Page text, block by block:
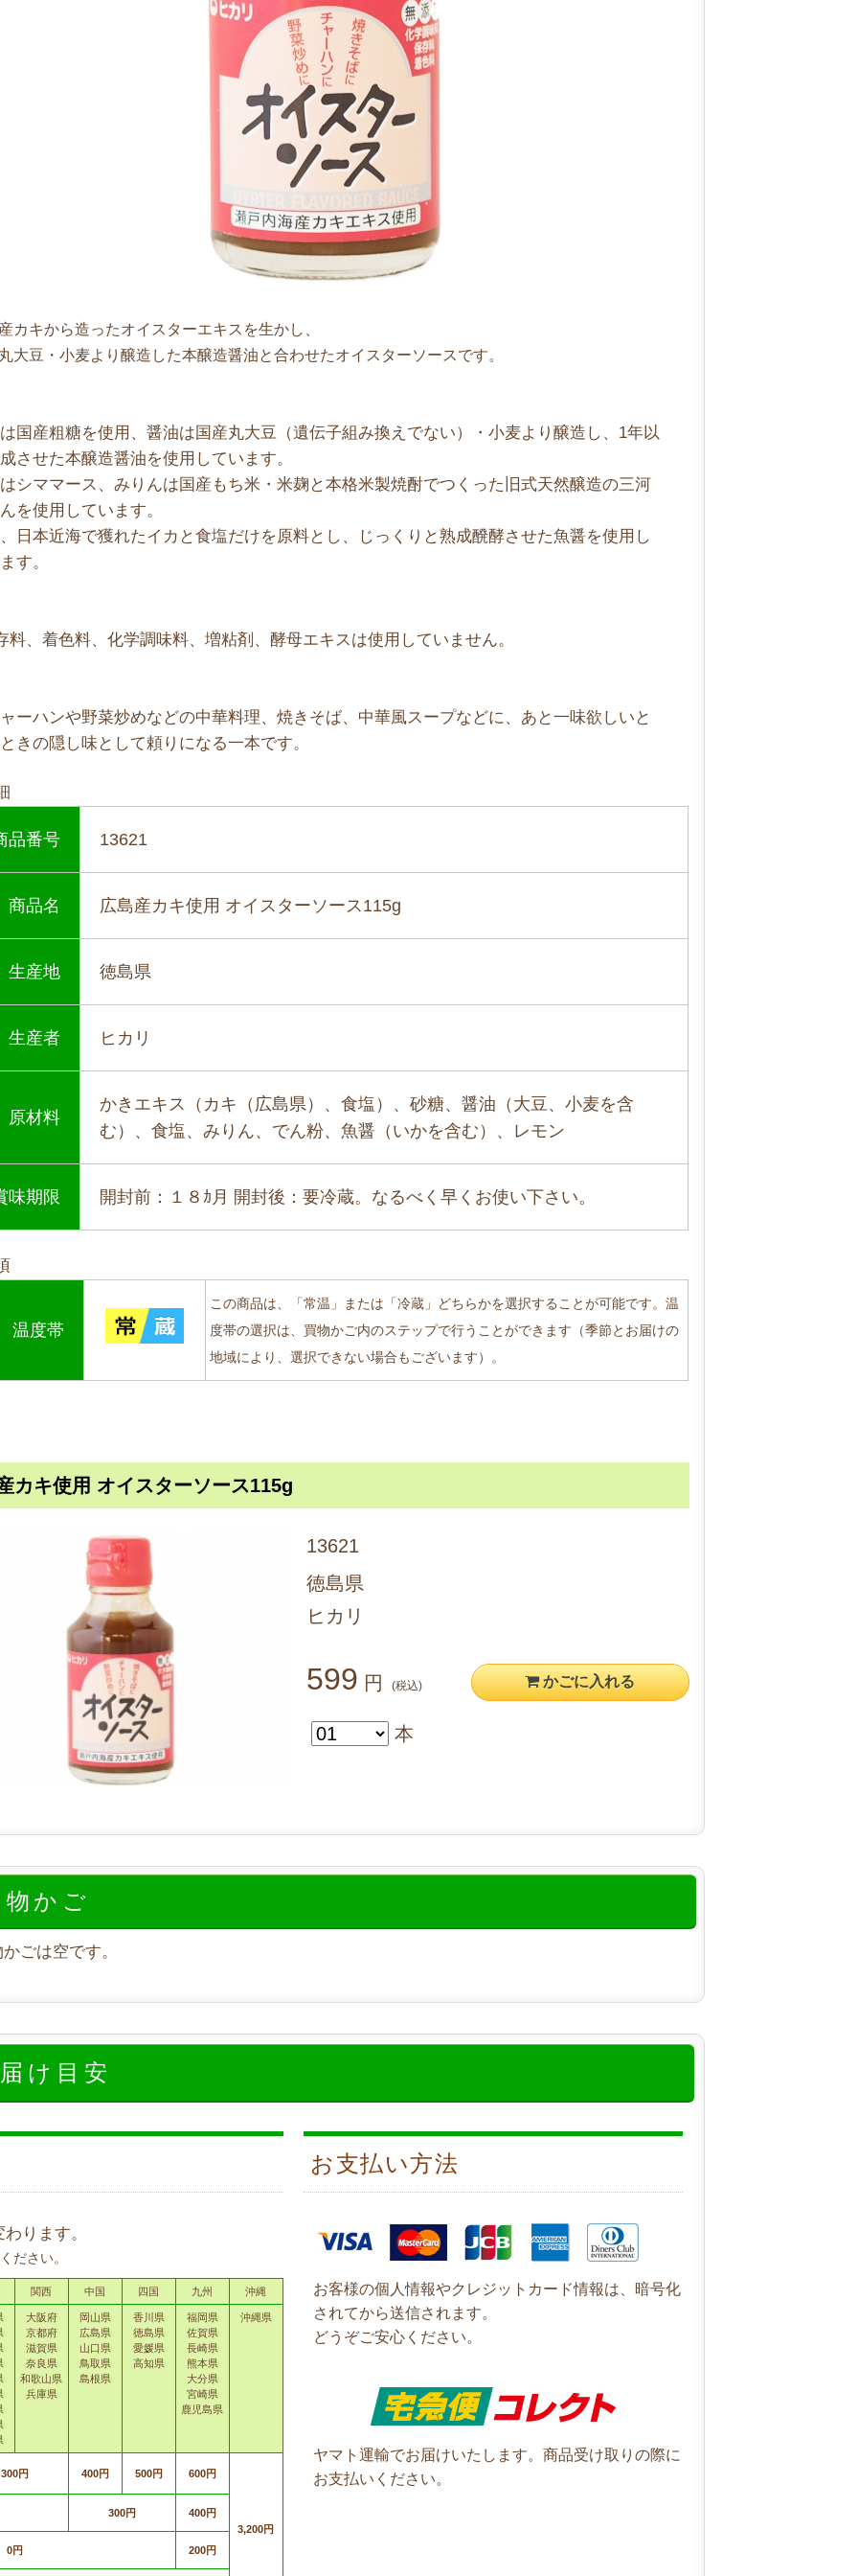
カキから造ったオイスターエキスを生かし、
大豆・小麦より醸造した本醸造醤油と合わせたオイスターソースです。
国産粗糖を使用、醤油は国産丸大豆（遺伝子組み換えでない）・小麦より醸造し、1年以
させた本醸造醤油を使用しています。
シママース、みりんは国産もち米・米麹と本格米製焼酎でつくった旧式天然醸造の三河
を使用しています。
日本近海で獲れたイカと食塩だけを原料とし、じっくりと熟成醗酵させた魚醤を使用し
す。
料、着色料、化学調味料、増粘剤、酵母エキスは使用していません。
ーハンや野菜炒めなどの中華料理、焼きそば、中華風スープなどに、あと一味欲しいと
きの隠し味として頼りになる一本です。
品番号 13621
商品名 広島産カキ使用 オイスターソース115g
生産地 徳島県
生産者 ヒカリ
原材料
かきエキス（カキ（広島県）、食塩）、砂糖、醤油（大豆、小麦を含
む）、食塩、みりん、でん粉、魚醤（いかを含む）、レモン
味期限 開封前：１８ｶ月 開封後：要冷蔵。なるべく早くお使い下さい。
温度帯
この商品は、「常温」または「冷蔵」どちらかを選択することが可能です。温
度帯の選択は、買物かご内のステップで行うことができます（季節とお届けの
地域により、選択できない場合もございます）。
カキ使用 オイスターソース115g
13621
徳島県
ヒカリ
599 円 (税込) かごに入れる
本
かご
ごは空です。
け目安
ります。
ださい。
関西 中国 四国 九州 沖縄
大阪府
京都府
滋賀県
奈良県
和歌山県
兵庫県
岡山県
広島県
山口県
鳥取県
島根県
香川県
徳島県
愛媛県
高知県
福岡県
佐賀県
長崎県
熊本県
大分県
宮崎県
鹿児島県
沖縄県
300円 400円 500円 600円
3,200円
300円 400円
0円 200円
お支払い方法
お客様の個人情報やクレジットカード情報は、暗号化
されてから送信されます。
どうぞご安心ください。
ヤマト運輸でお届けいたします。商品受け取りの際に
お支払いください。